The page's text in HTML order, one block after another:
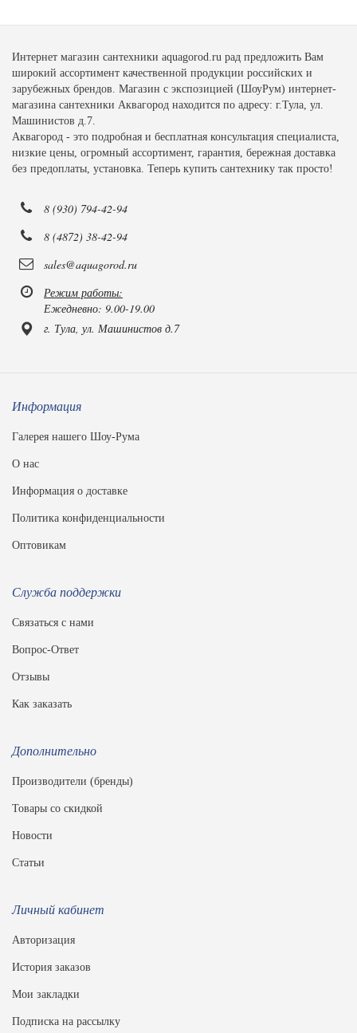
Интернет магазин сантехники aquagorod.ru рад предложить Вам
широкий ассортимент качественной продукции российских и
зарубежных брендов. Магазин с экспозицией (ШоуРум) интернет-
магазина сантехники Аквагород находится по адресу: г.Тула, ул.
Машинистов д.7.
Аквагород - это подробная и бесплатная консультация специалиста,
низкие цены, огромный ассортимент, гарантия, бережная доставка
без предоплаты, установка. Теперь купить сантехнику так просто!
8 (930) 794-42-94
8 (4872) 38-42-94
sales@aquagorod.ru
Режим работы:
Ежедневно: 9.00-19.00
г. Тула, ул. Машинистов д.7
Информация
Галерея нашего Шоу-Рума
О нас
Информация о доставке
Политика конфиденциальности
Оптовикам
Служба поддержки
Связаться с нами
Вопрос-Ответ
Отзывы
Как заказать
Дополнительно
Производители (бренды)
Товары со скидкой
Новости
Статьи
Личный кабинет
Авторизация
История заказов
Мои закладки
Подписка на рассылку